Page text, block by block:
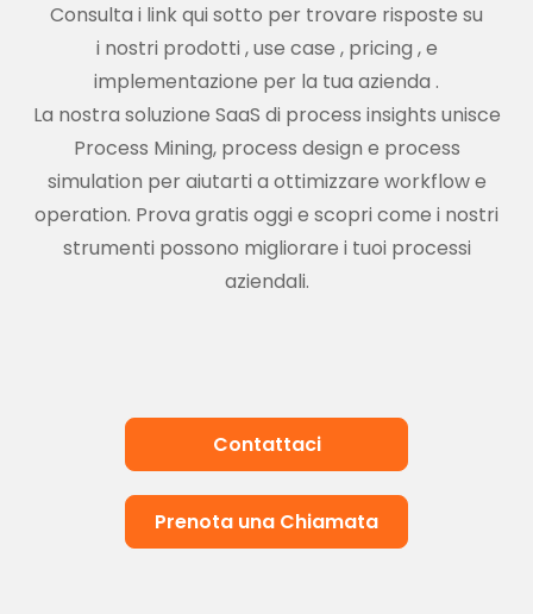
Consulta i link qui sotto per trovare risposte su
i nostri prodotti ,use case , pricing ,e
implementazione per la tua azienda .
La nostra soluzione SaaS di process insights unisce
Process Mining, process design e process
simulation per aiutarti a ottimizzare workflow e
operation. Prova gratis oggi e scopri come i nostri
strumenti possono migliorare i tuoi processi
aziendali.
Contattaci
Prenota una Chiamata